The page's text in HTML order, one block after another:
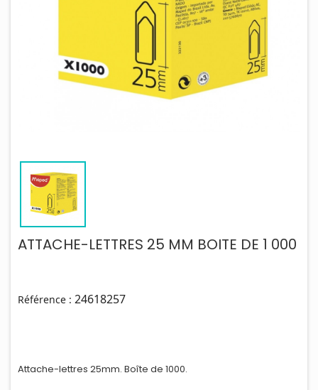
ATTACHE-LETTRES 25 MM BOITE DE 1 000
Référence : 24618257
Attache-lettres 25mm. Boîte de 1000.